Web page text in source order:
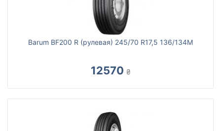
Barum BF200 R (рулевая) 245/70 R17,5 136/134M
12570 ₴